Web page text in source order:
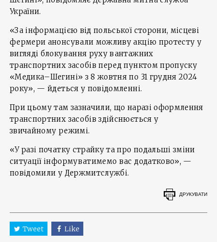
України.
«За інформацією від польської сторони, місцеві
фермери анонсували можливу акцію протесту у
вигляді блокування руху вантажних
транспортних засобів перед пунктом пропуску
«Медика–Шегині» з 8 жовтня по 31 грудня 2024
року», — йдеться у повідомленні.
При цьому там зазначили, що наразі оформлення
транспортних засобів здійснюється у
звичайному режимі.
«У разі початку страйку та про подальші зміни
ситуації інформуватимемо вас додатково», —
повідомили у Держмитслужбі.
ДРУКУВАТИ
Tweet Like